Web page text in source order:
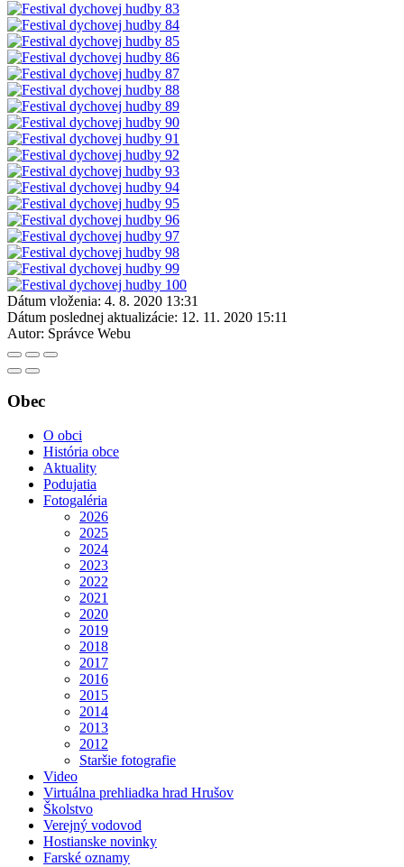
Dátum vloženia: 4. 8. 2020 13:31
Dátum poslednej aktualizácie: 12. 11. 2020 15:11
Autor: Správce Webu
Obec
O obci
História obce
Aktuality
Podujatia
Fotogaléria
2026
2025
2024
2023
2022
2021
2020
2019
2018
2017
2016
2015
2014
2013
2012
Staršie fotografie
Video
Virtuálna prehliadka hrad Hrušov
Školstvo
Verejný vodovod
Hostianske novinky
Farské oznamy